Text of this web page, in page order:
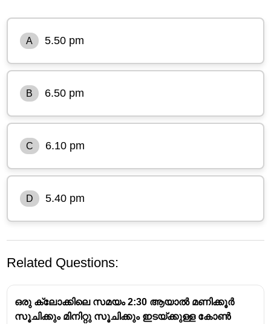
A 5.50 pm
B 6.50 pm
C 6.10 pm
D 5.40 pm
Related Questions:
ഒരു ക്ലോക്കിലെ സമയം 2:30 ആയാൽ മണിക്കൂർ
സൂചിക്കും മിനിറ്റു സൂചിക്കും ഇടയ്ക്കുള്ള കോൺ